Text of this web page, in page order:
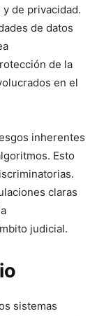
de privacidad.
de datos
de la
en el
inherentes
Esto
claras
judicial.
sistemas